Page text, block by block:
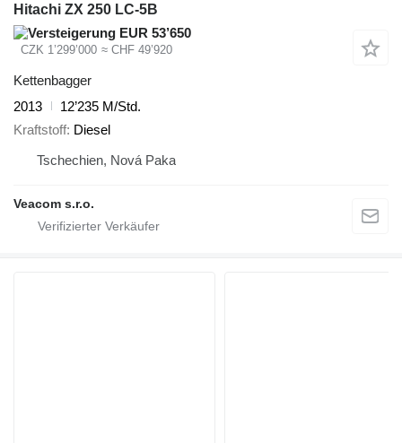
Hitachi ZX 250 LC-5B
EUR 53’650
CZK 1’299’000 ≈ CHF 49’920
Kettenbagger
2013
12’235 M/Std.
Kraftstoff Diesel
Tschechien, Nová Paka
Veacom s.r.o.